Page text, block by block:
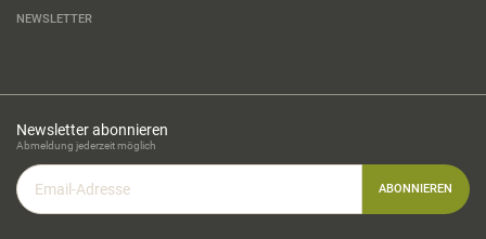
NEWSLETTER
Newsletter abonnieren
Abmeldung jederzeit möglich
Email-
Adresse
ABONNIEREN